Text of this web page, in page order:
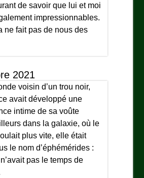
de savoir que lui et moi
impressionnables.
ne fait pas de nous des
2021
voisin d’un trou noir,
avait développé une
intime de sa voûte
dans la galaxie, où le
plus vite, elle était
le nom d’éphémérides :
pas le temps de